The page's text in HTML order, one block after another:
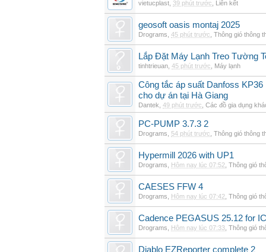
vietucplast 39 phút trước Liên kết
geosoft oasis montaj 2025
Drograms 45 phút trước Thông gió thông
Lắp Đặt Máy Lạnh Treo Tường
tinhtrieuan 45 phút trước Máy lạnh
Công tắc áp suất Danfoss
cho dự án tại Hà Giang
Dantek 49 phút trước Các đồ gia dụng
PC-PUMP 3.7.3 2
Drograms 54 phút trước Thông gió thông
Hypermill 2026 with UP1
Drograms Hôm nay lúc 07:52 Thông gió
CAESES FFW 4
Drograms Hôm nay lúc 07:42 Thông gió
Cadence PEGASUS 25.12 for
Drograms Hôm nay lúc 07:33 Thông gió
Diablo EZReporter complete 2